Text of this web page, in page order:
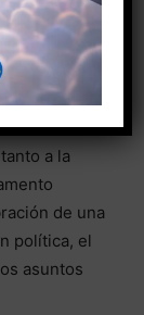
con
afronta
a la
de una
política, el
asuntos